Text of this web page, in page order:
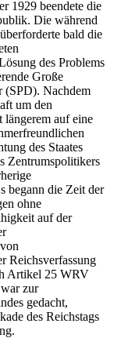
1929 beendete die
Die während
bald die
des Problems
Große
(SPD). Nachdem
um den
längerem auf eine
des Staates
Zentrumspolitikers
begann die Zeit der
ohne
auf der
Reichsverfassung
Artikel 25 WRV
zur
gedacht,
des Reichstags